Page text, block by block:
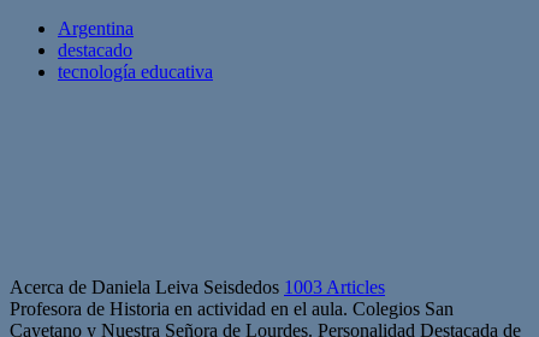
Argentina
destacado
tecnología educativa
Acerca de Daniela Leiva Seisdedos 1003 Articles
Profesora de Historia en actividad en el aula. Colegios San
Cayetano y Nuestra Señora de Lourdes. Personalidad Destacada de